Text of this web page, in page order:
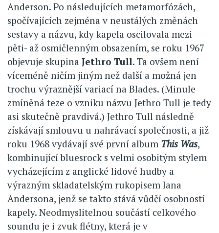
Anderson. Po následujících metamorfózách,
spočívajících zejména v neustálých změnách
sestavy a názvu, kdy kapela oscilovala mezi
pěti- až osmičlenným obsazením, se roku 1967
objevuje skupina Jethro Tull. Ta ovšem není
víceméně ničím jiným než další a možná jen
trochu výraznější variací na Blades. (Minule
zmíněná teze o vzniku názvu Jethro Tull je tedy
asi skutečně pravdivá.) Jethro Tull následně
získávají smlouvu u nahrávací společnosti, a již
roku 1968 vydávají své první album This Was,
kombinující bluesrock s velmi osobitým stylem
vycházejícím z anglické lidové hudby a
výrazným skladatelským rukopisem Iana
Andersona, jenž se takto stává vůdčí osobností
kapely. Neodmyslitelnou součástí celkového
soundu je i zvuk flétny, která je v